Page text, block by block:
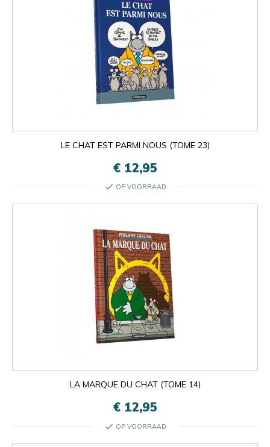
LE CHAT EST PARMI NOUS (TOME 23)
€ 12,95
check OP VOORRAAD
LA MARQUE DU CHAT (TOME 14)
€ 12,95
check OP VOORRAAD
close
×

Oké
×